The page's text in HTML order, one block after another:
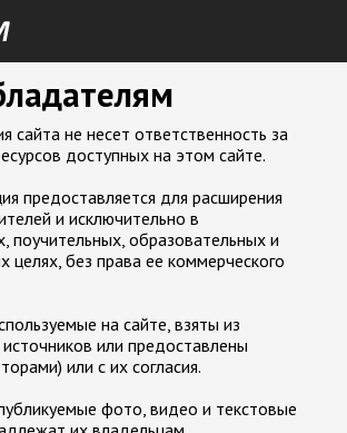
сайта не несет ответственность за
доступных на этом сайте.
предоставляется для расширения
и исключительно в
поучительных, образовательных и
целях, без права ее коммерческого
на сайте, взяты из
или предоставлены
или с их согласия.
фото, видео и текстовые